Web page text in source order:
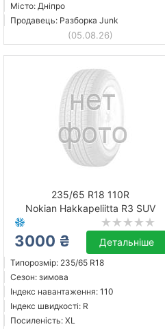
Місто: Дніпро
Продавець: Разборка Junk
(05.08.26)
235/65 R18 110R
Nokian Hakkapeliitta R3 SUV
3000 ₴ Детальніше
Типорозмір: 235/65 R18
Сезон: зимова
Індекс навантаження: 110
Індекс швидкості: R
Посиленість: XL